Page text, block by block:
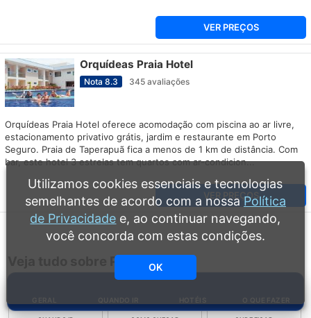
VER PREÇOS
Orquídeas Praia Hotel
Nota 8.3 345 avaliações
Orquídeas Praia Hotel oferece acomodação com piscina ao ar livre,
estacionamento privativo grátis, jardim e restaurante em Porto
Seguro. Praia de Taperapuã fica a menos de 1 km de distância. Com
bar, este hotel 3 estrelas tem quartos com ar-condicion...
VER PREÇOS
Veja tudo sobre Porto Seguro
QUANDO IR HOTÉIS O QUE FAZER
Utilizamos cookies essenciais e tecnologias
semelhantes de acordo com a nossaPolítica
de Privacidade e, ao continuar navegando,
você concorda com estas condições.
OK